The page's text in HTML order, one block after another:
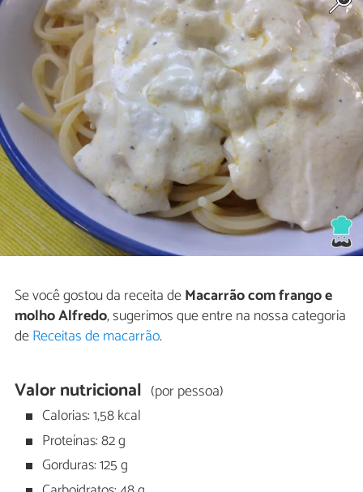
Se você gostou da receita deMacarrão com frango e
molho Alfredo, sugerimos que entre na nossa categoria
deReceitas de macarrão.
Valor nutricional (por pessoa)
Calorias: 1,58 kcal
Proteínas: 82 g
Gorduras: 125 g